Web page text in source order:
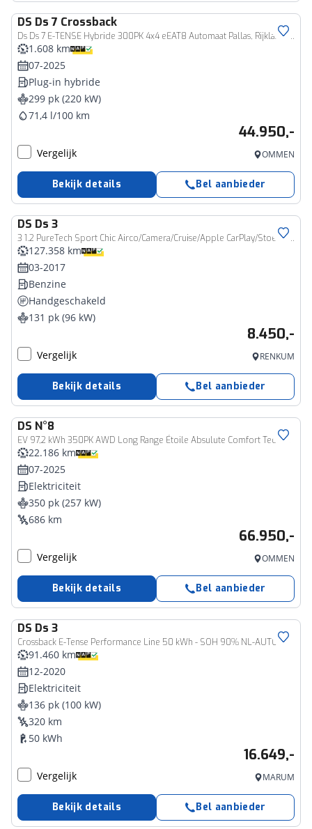
DS Ds 7 Crossback
Ds Ds 7 E-TENSE Hybride 300PK 4x4 eEAT8 Automaat Pallas, Rijklaarprijs | Panoramadak | Keyless | Camera | Navigatie | DAB+
1.608 km
07-2025
Plug-in hybride
299 pk (220 kW)
71,4 l/100 km
44.950,-
Vergelijk OMMEN
Bekijk details Bel aanbieder
DS Ds 3
3 1.2 PureTech Sport Chic Airco/Camera/Cruise/Apple CarPlay/Stoelverwarming Eurorepar
127.358 km
03-2017
Benzine
Handgeschakeld
131 pk (96 kW)
8.450,-
Vergelijk RENKUM
Bekijk details Bel aanbieder
DS N°8
EV 97,2 kWh 350PK AWD Long Range Étoile Absulute Comfort Tech, Rijklaarprijs | Trekhaak | Panoramadak | Two Tone | Leder
22.186 km
07-2025
Elektriciteit
350 pk (257 kW)
686 km
66.950,-
Vergelijk OMMEN
Bekijk details Bel aanbieder
DS Ds 3
Crossback E-Tense Performance Line 50 kWh - SOH 90% NL-AUTO
91.460 km
12-2020
Elektriciteit
136 pk (100 kW)
320 km
50 kWh
16.649,-
Vergelijk MARUM
Bekijk details Bel aanbieder